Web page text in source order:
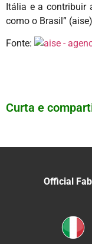
Itália e a contribuir
como o Brasil” (aise)
Fonte:
Curta e
Official